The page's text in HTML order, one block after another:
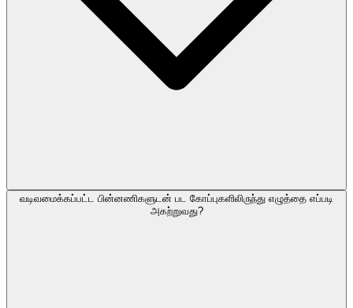
வடிவமைக்கப்பட்ட பின்னணிகளுடன் பட கோப்புகளிலிருந்து எழுத்தை எப்படி
அகற்றுவது?